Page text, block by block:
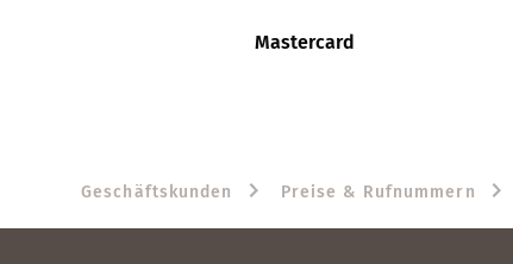
Mastercard
Geschäftskunden Preise & Rufnummern